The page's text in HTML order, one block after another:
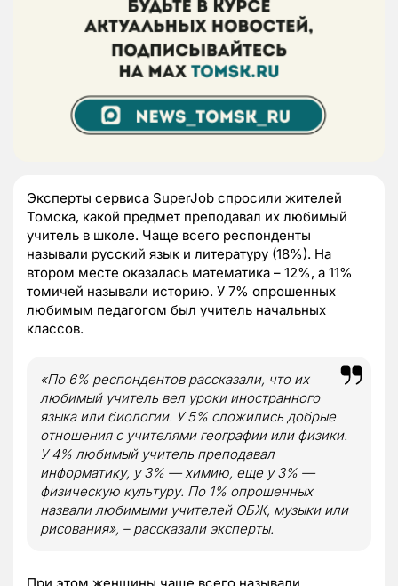
Эксперты сервиса SuperJob спросили жителей
Томска, какой предмет преподавал их любимый
учитель в школе. Чаще всего респонденты
называли русский язык и литературу (18%). На
втором месте оказалась математика – 12%, а 11%
томичей называли историю. У 7% опрошенных
любимым педагогом был учитель начальных
классов.
«По 6% респондентов рассказали, что их
любимый учитель вел уроки иностранного
языка или биологии. У 5% сложились добрые
отношения с учителями географии или физики.
У 4% любимый учитель преподавал
информатику, у 3% — химию, еще у 3% —
физическую культуру. По 1% опрошенных
назвали любимыми учителей ОБЖ, музыки или
рисования», – рассказали эксперты.
При этом женщины чаще всего называли